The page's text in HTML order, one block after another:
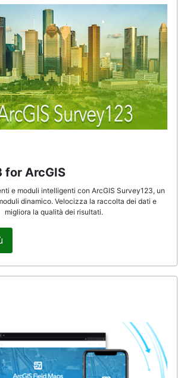
for ArcGIS
e moduli intelligenti con ArcGIS Survey123, un
dinamico. Velocizza la raccolta dei dati e
migliora la qualità dei risultati.